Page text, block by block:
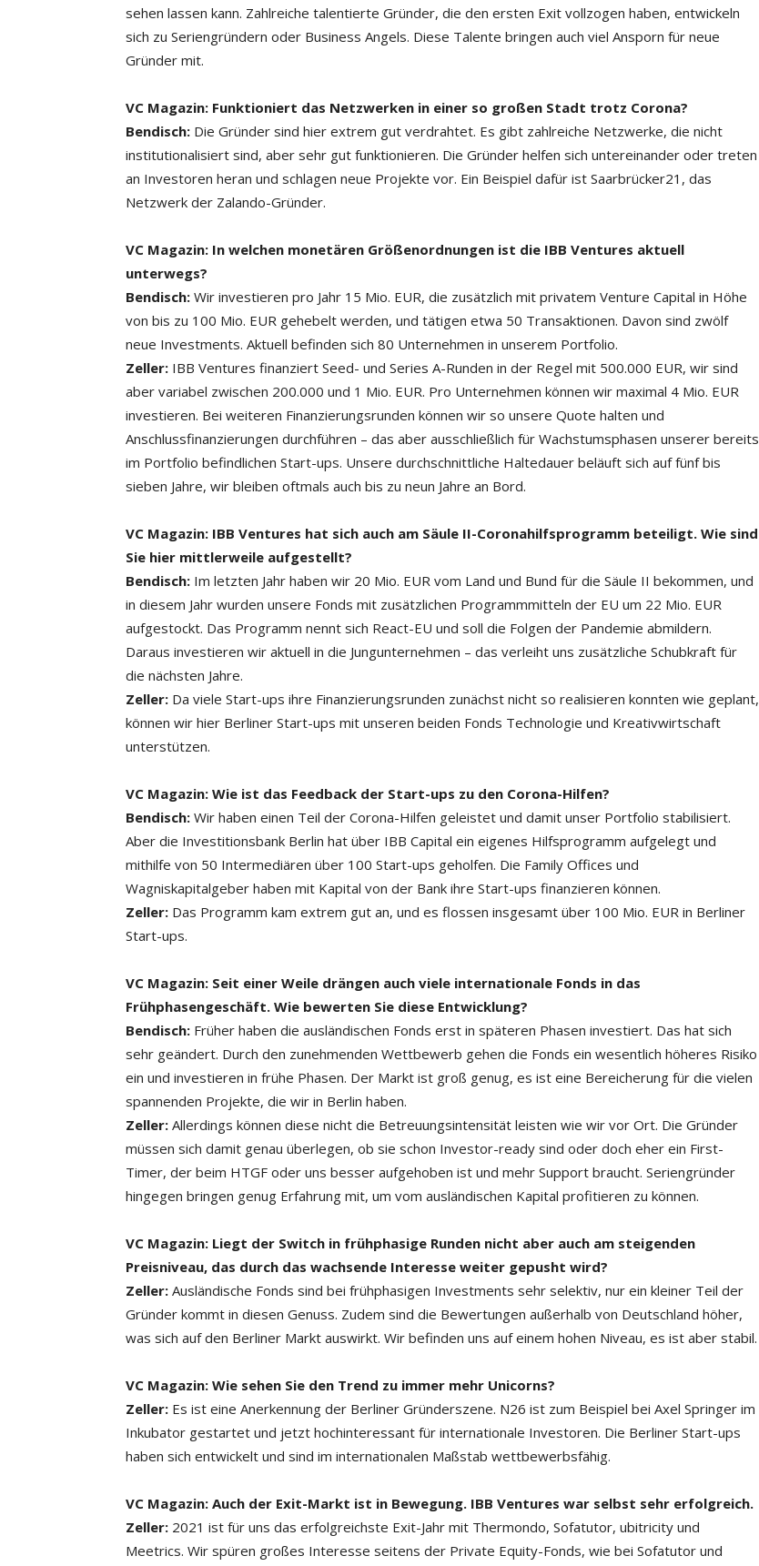
sehen lassen kann. Zahlreiche talentierte Gründer, die den ersten Exit vollzogen haben, ent­wickeln
sich zu Seriengründern oder Business Angels. Diese ­Talente bringen auch viel Ansporn für neue
Gründer mit.
VC Magazin: Funktioniert das Netzwerken in einer so großen Stadt trotz Corona?
Bendisch: Die Gründer sind hier extrem gut verdrahtet. Es gibt zahlreiche Netzwerke, die nicht
institutionalisiert sind, aber sehr gut funktionieren. Die Gründer helfen sich untereinander oder treten
an Investoren heran und schlagen neue Projekte vor. Ein Beispiel dafür ist Saarbrücker21, das
Netzwerk der Zalando-Gründer.
VC Magazin: In welchen monetären Größenordnungen ist die IBB Ventures aktuell
unterwegs?
Bendisch: Wir investieren pro Jahr 15 Mio. EUR, die zusätzlich mit privatem Venture Capital in Höhe
von bis zu 100 Mio. EUR gehebelt werden, und tätigen etwa 50 Transaktionen. Davon sind zwölf
neue Investments. Aktuell befinden sich 80 Unternehmen in unserem Portfolio.
Zeller: IBB Ventures finanziert Seed- und Series A-Runden in der Regel mit 500.000 EUR, wir sind
aber variabel zwischen 200.000 und 1 Mio. EUR. Pro Unternehmen können wir maximal 4 Mio. EUR
investieren. Bei weiteren Finanzierungsrunden können wir so unsere Quote halten und
Anschlussfinanzierungen durchführen – das aber ausschließlich für Wachstumsphasen unserer ­bereits
im Portfolio befindlichen Start-ups. Unsere durchschnittliche Haltedauer beläuft sich auf fünf bis
sieben Jahre, wir ­bleiben oftmals auch bis zu neun Jahre an Bord.
VC Magazin: IBB Ventures hat sich auch am Säule II-Coronahilfsprogramm beteiligt. Wie sind
Sie hier mittlerweile aufgestellt?
Bendisch: Im letzten Jahr haben wir 20 Mio. EUR vom Land und Bund für die Säule II bekommen, und
in diesem Jahr wurden ­unsere Fonds mit zusätzlichen Programmmitteln der EU um 22 Mio. EUR
aufgestockt. Das Programm nennt sich React-EU und soll die Folgen der Pandemie abmildern.
Daraus investieren wir aktuell in die Jungunternehmen – das verleiht uns zusätzliche Schubkraft für
die nächsten Jahre.
Zeller: Da viele Start-ups ihre Finanzierungsrunden zunächst nicht so realisieren konnten wie geplant,
können wir hier Berliner Start-ups mit unseren beiden Fonds Technologie und Kreativwirtschaft
unterstützen.
VC Magazin: Wie ist das Feedback der Start-ups zu den Corona-Hilfen?
Bendisch: Wir haben einen Teil der Corona-Hilfen geleistet und ­damit unser Portfolio stabilisiert.
Aber die Investitionsbank ­Berlin hat über IBB Capital ein eigenes Hilfsprogramm aufgelegt und
mithilfe von 50 Intermediären über 100 Start-ups geholfen. Die Family Offices und
Wagniskapitalgeber haben mit Kapital von der Bank ihre Start-ups finanzieren können.
Zeller: Das Programm kam extrem gut an, und es flossen insgesamt über 100 Mio. EUR in Berliner
Start-ups.
VC Magazin: Seit einer Weile drängen auch viele internationale Fonds in das
Frühphasengeschäft. Wie bewerten Sie diese Entwicklung?
Bendisch: Früher haben die ausländischen Fonds erst in späteren Phasen investiert. Das hat sich
sehr geändert. Durch den zunehmenden Wettbewerb gehen die Fonds ein wesentlich höheres ­Risiko
ein und investieren in frühe Phasen. Der Markt ist groß ­genug, es ist eine Bereicherung für die vielen
spannenden Projekte, die wir in Berlin haben.
Zeller: Allerdings können diese nicht die Betreuungsintensität leisten wie wir vor Ort. Die Gründer
müssen sich damit genau überlegen, ob sie schon Investor-ready sind oder doch eher ein First-
Timer, der beim HTGF oder uns besser aufgehoben ist und mehr Support braucht. Seriengründer
hingegen bringen genug Erfahrung mit, um vom ausländischen Kapital profitieren zu können.
VC Magazin: Liegt der Switch in frühphasige Runden nicht aber auch am steigenden
Preisniveau, das durch das wachsende Interesse weiter gepusht wird?
Zeller: Ausländische Fonds sind bei frühphasigen Investments sehr selektiv, nur ein kleiner Teil der
Gründer kommt in diesen Genuss. Zudem sind die Bewertungen außerhalb von Deutschland höher,
was sich auf den Berliner Markt auswirkt. Wir befinden uns auf einem hohen Niveau, es ist aber stabil.
VC Magazin: Wie sehen Sie den Trend zu immer mehr Unicorns?
Zeller: Es ist eine Anerkennung der Berliner Gründerszene. N26 ist zum Beispiel bei Axel Springer im
Inkubator gestartet und jetzt hochinteressant für internationale Investoren. Die Berliner Start-ups
haben sich entwickelt und sind im internationalen Maßstab wettbewerbsfähig.
VC Magazin: Auch der Exit-Markt ist in Bewegung. IBB Ventures war selbst sehr erfolgreich.
Zeller: 2021 ist für uns das erfolgreichste Exit-Jahr mit Thermondo, Sofatutor, ubitricity und
Meetrics. Wir spüren großes Interesse seitens der Private Equity-Fonds, wie bei Sofatutor und